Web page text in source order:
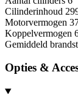
Cilinderinhoud
Motorvermogen
Koppelvermogen
Gemiddeld
Opties &